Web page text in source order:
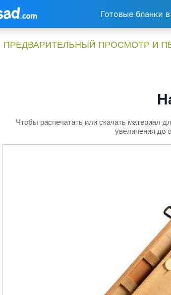
Готовые бланки
ПРЕДВАРИТЕЛЬНЫЙ ПРОСМОТР И
Чтобы распечатать или скачать материал
увеличения до